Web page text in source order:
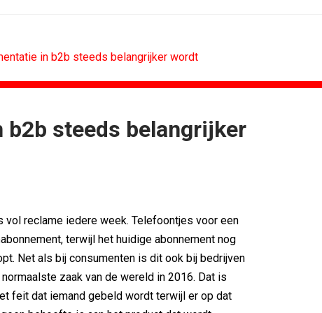
in b2b steeds belangrijker wordt
b2b steeds belangrijker
vol reclame iedere week. Telefoontjes voor een
terwijl het huidige abonnement nog
Net als bij consumenten is dit ook bij bedrijven
zaak van de wereld in 2016. Dat is
feit dat iemand gebeld wordt terwijl er op dat
uitbundiger...
de...
MEDIA
Ster start Goede Loeki
Margriet van der Linden blijft...